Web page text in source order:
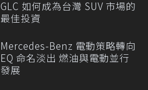
GLC 如何成為台灣 SUV 市場的
最佳投資
Mercedes-Benz 電動策略轉向
EQ 命名淡出 燃油與電動並行
發展